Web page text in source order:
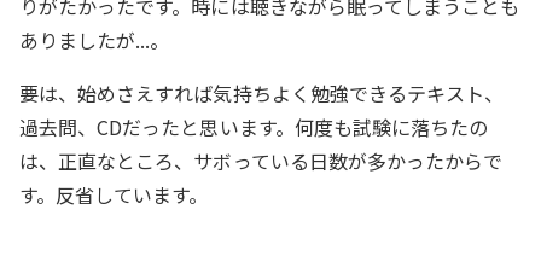
りがたかったです。時には聴きながら眠ってしまうことも
ありましたが...。
要は、始めさえすれば気持ちよく勉強できるテキスト、
過去問、CDだったと思います。何度も試験に落ちたの
は、正直なところ、サボっている日数が多かったからで
す。反省しています。